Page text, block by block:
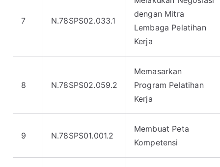
7 N.78SPS02.033.1
dengan Mitra
Lembaga Pelatihan
Kerja
8 N.78SPS02.059.2
Memasarkan
Program Pelatihan
Kerja
9 N.78SPS01.001.2
Membuat Peta
Kompetensi